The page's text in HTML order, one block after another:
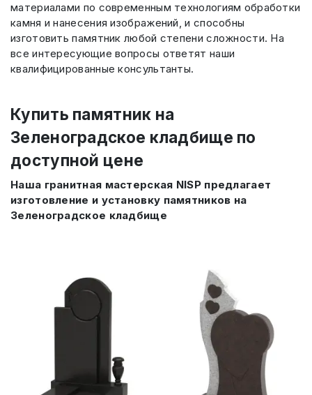
материалами по современным технологиям обработки
камня и нанесения изображений, и способны
изготовить памятник любой степени сложности. На
все интересующие вопросы ответят наши
квалифицированные консультанты.
Купить памятник на
Зеленоградское кладбище по
доступной цене
Наша гранитная мастерская NISP предлагает
изготовление и установку памятников на
Зеленоградское кладбище